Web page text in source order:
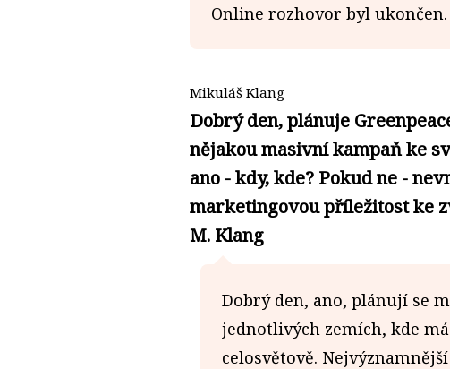
Online rozhovor byl
Mikuláš Klang
Dobrý den, plánuje
nějakou masivní kampaň ke
ano - kdy, kde? Pokud ne -
marketingovou příležitost ke
M. Klang
Dobrý den, ano, plánují se
jednotlivých zemích, kde
celosvětově.